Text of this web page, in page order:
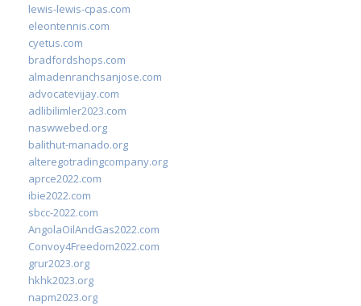
lewis-lewis-cpas.com
eleontennis.com
cyetus.com
bradfordshops.com
almadenranchsanjose.com
advocatevijay.com
adlibilimler2023.com
naswwebed.org
balithut-manado.org
alteregotradingcompany.org
aprce2022.com
ibie2022.com
sbcc-2022.com
AngolaOilAndGas2022.com
Convoy4Freedom2022.com
grur2023.org
hkhk2023.org
napm2023.org